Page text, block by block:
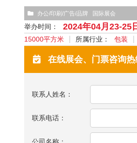
办公/印刷/广告/品牌 国际展会
举办时间： 2024年04月23-25
15000平方米
所属行业： 包装
在线展会、门票咨询
联系人姓名：
联系电话：